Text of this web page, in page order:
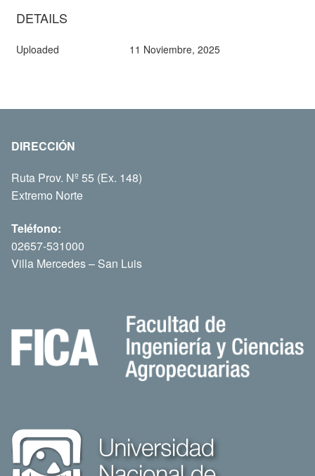
DETAILS
Uploaded 11 Noviembre, 2025
DIRECCIÓN
Ruta Prov. Nº 55 (Ex. 148)
Extremo Norte
Teléfono:
02657-531000
Villa Mercedes – San Luis